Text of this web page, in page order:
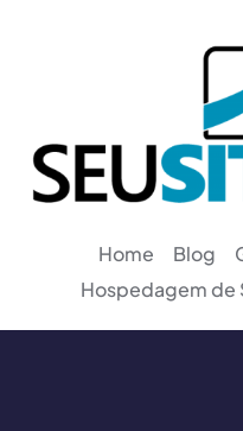
Home Blog
Hospedagem de